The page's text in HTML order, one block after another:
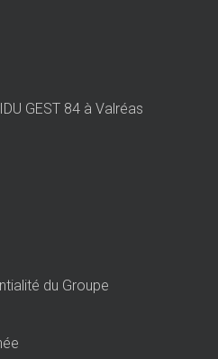
GEST 84 à Valréas
du Groupe